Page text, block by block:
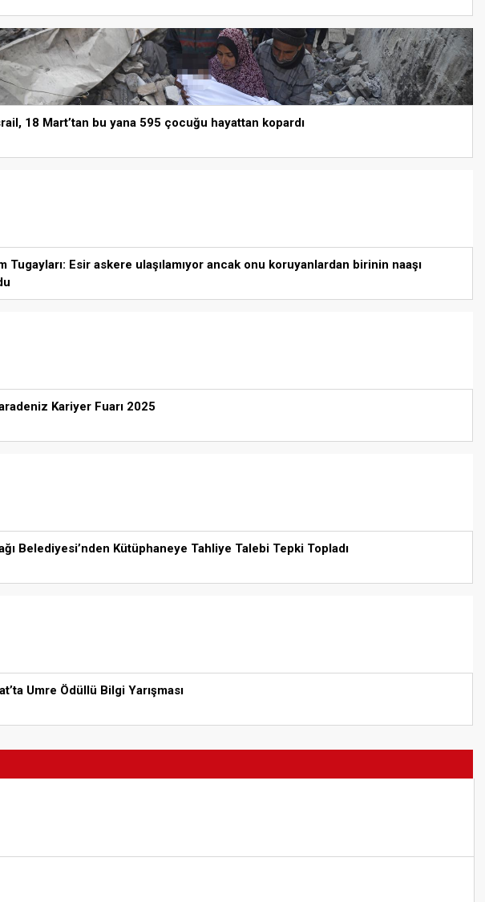
18 Mart’tan bu yana 595 çocuğu hayattan kopardı
Tugayları: Esir askere ulaşılamıyor ancak onu koruyanlardan birinin naaşı
Kariyer Fuarı 2025
Belediyesi’nden Kütüphaneye Tahliye Talebi Tepki Topladı
Umre Ödüllü Bilgi Yarışması